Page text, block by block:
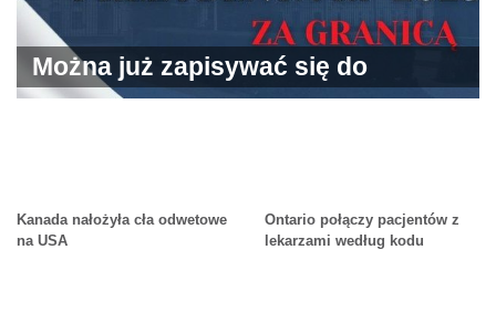
Można już zapisywać się do
głosowania w wyborach
Kanada nałożyła cła odwetowe
na USA
Ontario połączy pacjentów z
lekarzami według kodu